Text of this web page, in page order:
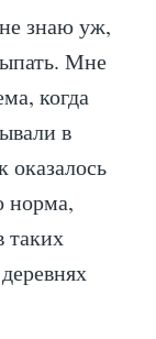
знаю уж,
Мне
когда
в
норма,
таких